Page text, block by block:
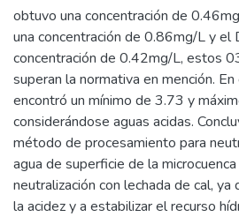
obtuvo una concentración de
una concentración de 0.86mg/L y el
concentración de 0.42mg/L, estos
superan la normativa en mención.
encontró un mínimo de 3.73 y
considerándose aguas acidas.
método de procesamiento para
agua de superficie de la
neutralización con lechada de cal, ya
la acidez y a estabilizar el recurso